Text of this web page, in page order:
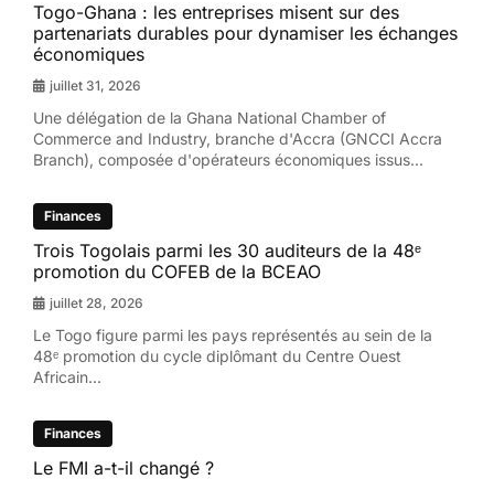
Togo-Ghana : les entreprises misent sur des
partenariats durables pour dynamiser les échanges
économiques
juillet 31, 2026
Une délégation de la Ghana National Chamber of
Commerce and Industry, branche d'Accra (GNCCI Accra
Branch), composée d'opérateurs économiques issus...
Finances
Trois Togolais parmi les 30 auditeurs de la 48ᵉ
promotion du COFEB de la BCEAO
juillet 28, 2026
Le Togo figure parmi les pays représentés au sein de la
48ᵉ promotion du cycle diplômant du Centre Ouest
Africain...
Finances
Le FMI a-t-il changé ?